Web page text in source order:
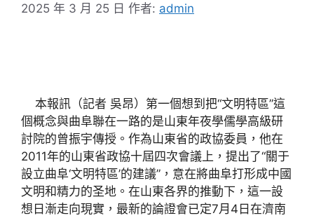
2025 年 3 月 25 日 作者: admin
本報訊（記者 吳昂）第一個想到把“文明特區”這
個概念與曲阜聯在一路的是山東年夜學儒學高級研
討院的曾振宇傳授。作為山東省的政協委員，他在
2011年的山東省政協十屆四次會議上，提出了“關于
設立曲阜‘文明特區’的建議”，意在將曲阜打形成中國
文明和精力的圣地。在山東各界的推動下，這一設
想日漸走向現實，最新的論證會已定7月4日在濟南